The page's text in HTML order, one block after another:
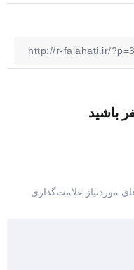
باشید
موردنیاز علامت‌گذاری